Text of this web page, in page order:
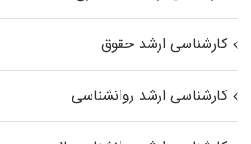
کارشناسی ارشد حقوق
کارشناسی ارشد روانشناسی